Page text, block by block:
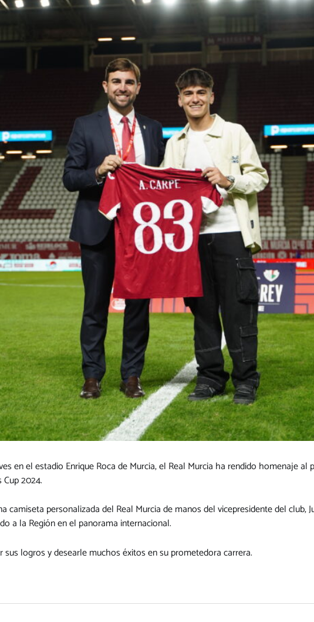
en el estadio Enrique Roca de Murcia, el Real Murcia ha rendido homenaje
2024.
personalizada del Real Murcia de manos del vicepresidente del club,
a la Región en el panorama internacional.
logros y desearle muchos éxitos en su prometedora carrera.